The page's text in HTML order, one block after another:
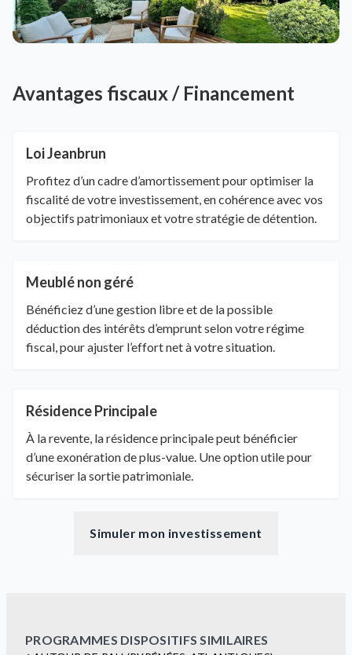
Avantages fiscaux / Financement
Loi Jeanbrun
Profitez d’un cadre d’amortissement pour optimiser la
fiscalité de votre investissement, en cohérence avec vos
objectifs patrimoniaux et votre stratégie de détention.
Meublé non géré
Bénéficiez d’une gestion libre et de la possible
déduction des intérêts d’emprunt selon votre régime
fiscal, pour ajuster l’effort net à votre situation.
Résidence Principale
À la revente, la résidence principale peut bénéficier
d’une exonération de plus-value. Une option utile pour
sécuriser la sortie patrimoniale.
Simuler mon investissement
PROGRAMMES DISPOSITIFS SIMILAIRES